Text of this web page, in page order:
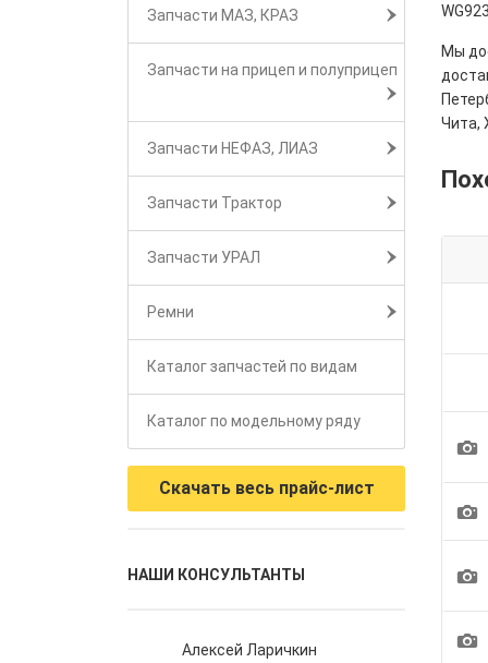
Запчасти МАЗ, КРАЗ
Запчасти на прицеп и полуприцеп
Запчасти НЕФАЗ, ЛИАЗ
Запчасти Трактор
Запчасти УРАЛ
Ремни
Каталог запчастей по видам
Каталог по модельному ряду
Скачать весь прайс-лист
НАШИ КОНСУЛЬТАНТЫ
Алексей Ларичкин
Мы
Чита,
1
1
1
1